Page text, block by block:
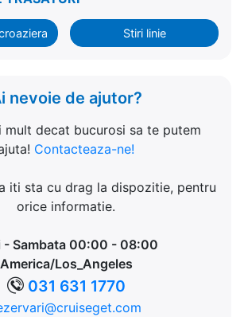
Stiri linie
nevoie de ajutor?
mult decat bucurosi sa te putem
Contacteaza-ne!
iti sta cu drag la dispozitie, pentru
orice informatie.
- Sambata 00:00 - 08:00
America/Los_Angeles
031 631 1770